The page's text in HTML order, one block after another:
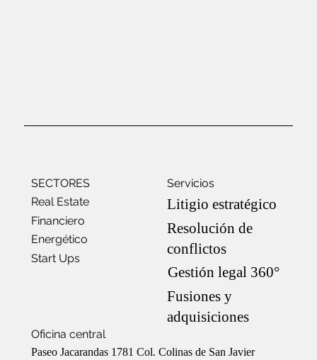
SECTORES
Real Estate
Financiero
Energético
Start Ups
Servicios
Litigio estratégico
Resolución de
conflictos
Gestión legal 360°
Fusiones y
adquisiciones
Oficina central
Paseo Jacarandas 1781 Col. Colinas de San Javier